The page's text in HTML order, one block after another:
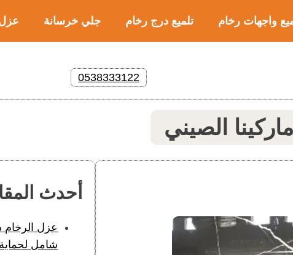
واجهات رخام تلميع درج رخام جلي خرسانة
0538333122
الصيني
أحدث
عزل الرخام
شامل